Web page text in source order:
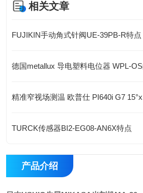
相关文章
FUJIKIN手动角式针阀UE-39PB-R特点
德国metallux 导电塑料电位器 WPL-
精准窄视场测温 欧普仕 PI640i G7
TURCK传感器BI2-EG08-AN6X特点
产品介绍